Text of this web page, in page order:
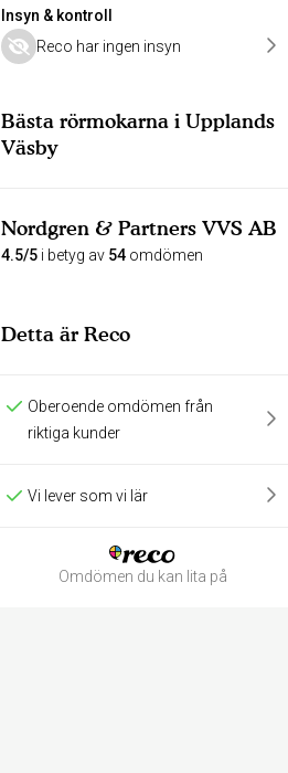
Insyn & kontroll
Reco har ingen insyn
Bästa rörmokarna i Upplands
Väsby
Nordgren & Partners VVS AB
4.5/5 i betyg av 54 omdömen
Detta är Reco
Oberoende omdömen från
riktiga kunder
Vi lever som vi lär
Omdömen du kan lita på